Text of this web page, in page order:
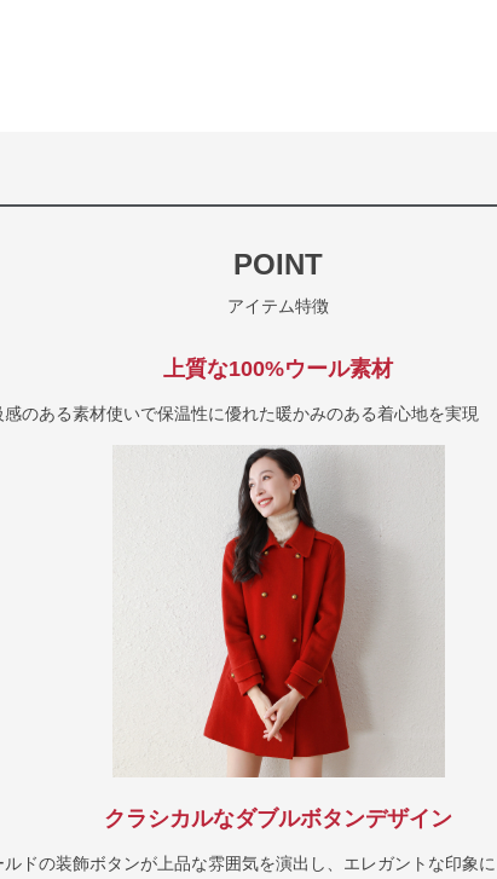
POINT
アイテム特徴
上質な100%ウール素材
感のある素材使いで保温性に優れた暖かみのある着心地を実現
クラシカルなダブルボタンデザイン
ルドの装飾ボタンが上品な雰囲気を演出し、エレガントな印象に